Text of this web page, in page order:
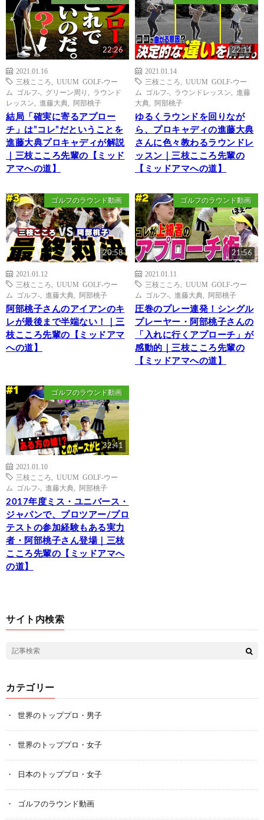
22:26
2021.01.16
三枝こころ
UUUM GOLF-ウー
ム ゴルフ-
グリーン周り
ラウンド
レッスン
進藤大典 阿部桃子
結局「確実に寄るアプロー
チ」は”コレ”だということを
進藤大典プロキャディが解説
｜三枝こころ先輩の【ミッド
アマへの道】
22:11
2021.01.14
三枝こころ
UUUM GOLF-ウー
ム ゴルフ-
ラウンドレッスン
進藤
大典
阿部桃子
ゆるくラウンドを回りなが
ら、プロキャディの進藤大典
さんに色々教わるラウンドレ
ッスン｜三枝こころ先輩の
【ミッドアマへの道】
ゴルフのラウンド動画
20:58
2021.01.12
三枝こころ
UUUM GOLF-ウー
ム ゴルフ-
進藤大典 阿部桃子
阿部桃子さんのアイアンのキ
レが最後まで半端ない！｜三
枝こころ先輩の【ミッドアマ
への道】
ゴルフのラウンド動画
21:56
2021.01.11
三枝こころ
UUUM GOLF-ウー
ム ゴルフ-
進藤大典 阿部桃子
圧巻のプレー連発！シングル
プレーヤー・阿部桃子さんの
「入れに行くアプローチ」が
感動的｜三枝こころ先輩の
【ミッドアマへの道】
ゴルフのラウンド動画
32:41
2021.01.10
三枝こころ
UUUM GOLF-ウー
ム ゴルフ-
進藤大典 阿部桃子
2017年度ミス・ユニバース・
ジャパンで、プロツアー/プロ
テストの参加経験もある実力
者・阿部桃子さん登場｜三枝
こころ先輩の【ミッドアマへ
の道】
サイト内検索
カテゴリー
世界のトッププロ・男子
世界のトッププロ・女子
日本のトッププロ・女子
ゴルフのラウンド動画